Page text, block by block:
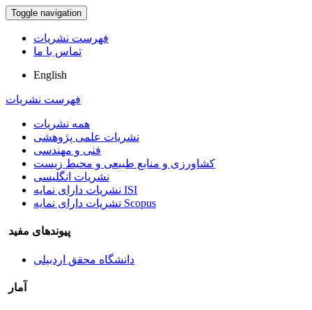
Toggle navigation
فهرست نشریات
تماس با ما
English
فهرست نشریات
همه نشریات
نشریات علمی پژوهشی
فنی و مهندسی
کشاورزی و منابع طبیعی و محیط زیست
نشریات انگلیسی
نشریات دارای نمایه ISI
نشریات دارای نمایه Scopus
پیوندهای مفید
دانشگاه محقق اردبیلی
آمار